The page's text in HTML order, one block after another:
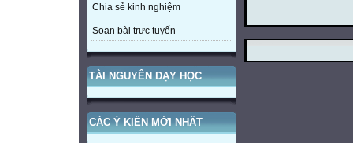
Chia sẻ kinh nghiệm
Soạn bài trực tuyến
TÀI NGUYÊN DẠY HỌC
CÁC Ý KIẾN MỚI NHẤT